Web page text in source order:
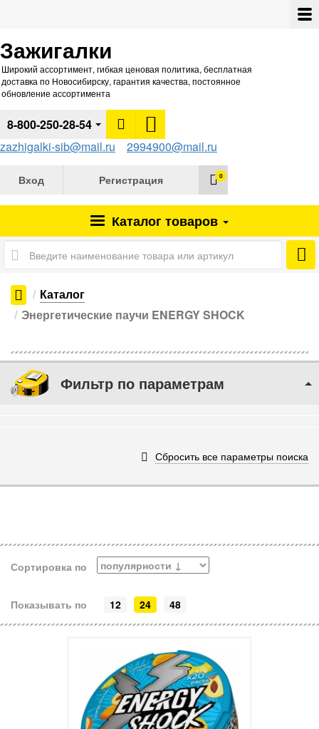
Зажигалки
Широкий ассортимент, гибкая ценовая политика, бесплатная
доставка по Новосибирску, гарантия качества, постоянное
обновление ассортимента
8-800-250-28-54
zazhigalki-sib@mail.ru
2994900@mail.ru
Вход Регистрация 0
Каталог товаров
Каталог
Энергетические паучи ENERGY SHOCK
Фильтр по параметрам
Сбросить все параметры поиска
Сортировка по
Показывать по 12 24 48